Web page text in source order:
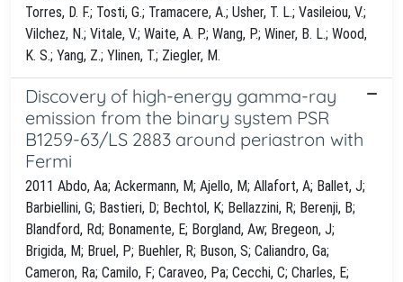
Torres, D. F.; Tosti, G.; Tramacere, A.; Usher, T. L.; Vasileiou, V.;
Vilchez, N.; Vitale, V.; Waite, A. P.; Wang, P.; Winer, B. L.; Wood,
K. S.; Yang, Z.; Ylinen, T.; Ziegler, M.
Discovery of high-energy gamma-ray
emission from the binary system PSR
B1259-63/LS 2883 around periastron with
Fermi
2011 Abdo, Aa; Ackermann, M; Ajello, M; Allafort, A; Ballet, J;
Barbiellini, G; Bastieri, D; Bechtol, K; Bellazzini, R; Berenji, B;
Blandford, Rd; Bonamente, E; Borgland, Aw; Bregeon, J;
Brigida, M; Bruel, P; Buehler, R; Buson, S; Caliandro, Ga;
Cameron, Ra; Camilo, F; Caraveo, Pa; Cecchi, C; Charles, E;